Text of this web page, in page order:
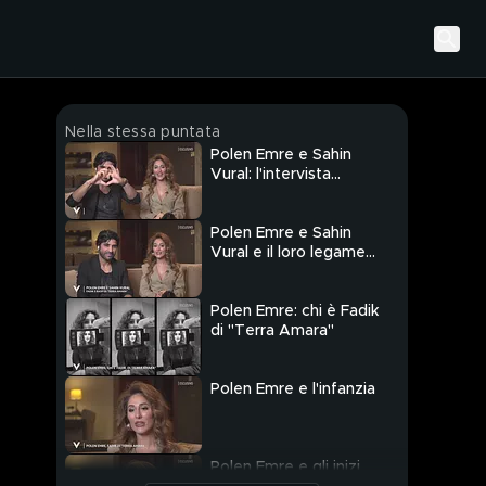
Nella stessa puntata
Polen Emre e Sahin
Vural: l'intervista
Polen Emre e Sahin
Vural e il loro legame
Polen Emre: chi è Fadik
di "Terra Amara"
Polen Emre e l'infanzia
Polen Emre e gli inizi